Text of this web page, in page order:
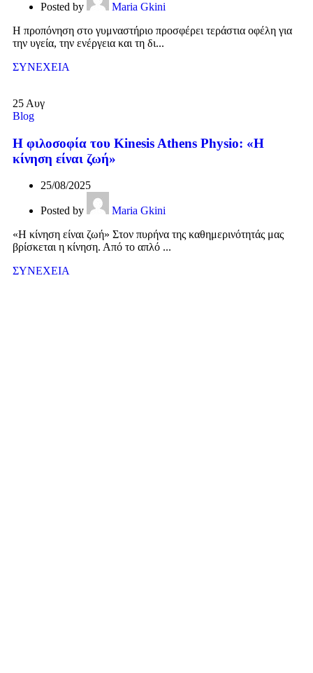
Posted by
Maria Gkini
Η προπόνηση στο γυμναστήριο προσφέρει τεράστια οφέλη για
την υγεία, την ενέργεια και τη δι...
ΣΥΝΕΧΕΙΑ
25 Αυγ
Blog
Η φιλοσοφία του Kinesis Athens Physio: «Η
κίνηση είναι ζωή»
25/08/2025
Posted by
Maria Gkini
«Η κίνηση είναι ζωή» Στον πυρήνα της καθημερινότητάς μας
βρίσκεται η κίνηση. Από το απλό ...
ΣΥΝΕΧΕΙΑ